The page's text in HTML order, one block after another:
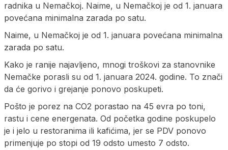
radnika u Nemačkoj. Naime, u Nemačkoj je od 1. januara
povećana minimalna zarada po satu.
Naime, u Nemačkoj je od 1. januara povećana minimalna
zarada po satu.
Kako je ranije najavljeno, mnogi troškovi za stanovnike
Nemačke porasli su od 1. januara 2024. godine. To znači
da će gorivo i grejanje ponovo poskupeti.
Pošto je porez na CO2 porastao na 45 evra po toni,
rastu i cene energenata. Od početka godine poskupelo
je i jelo u restoranima ili kafićima, jer se PDV ponovo
primenjuje po stopi od 19 odsto umesto 7 odsto.